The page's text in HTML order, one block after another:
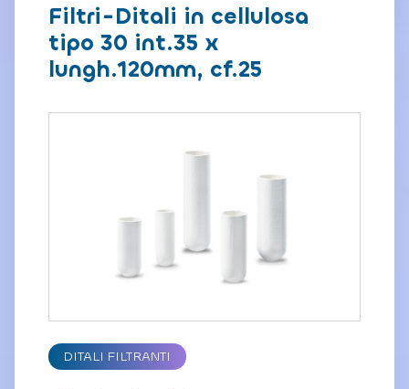
Filtri-Ditali in cellulosa
tipo 30 int.35 x
lungh.120mm, cf.25
DITALI FILTRANTI